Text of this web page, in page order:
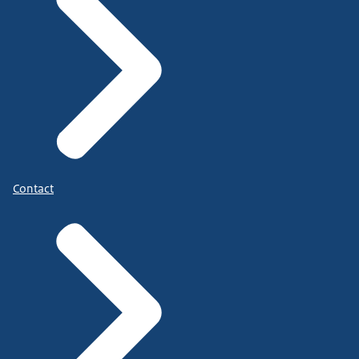
Contact